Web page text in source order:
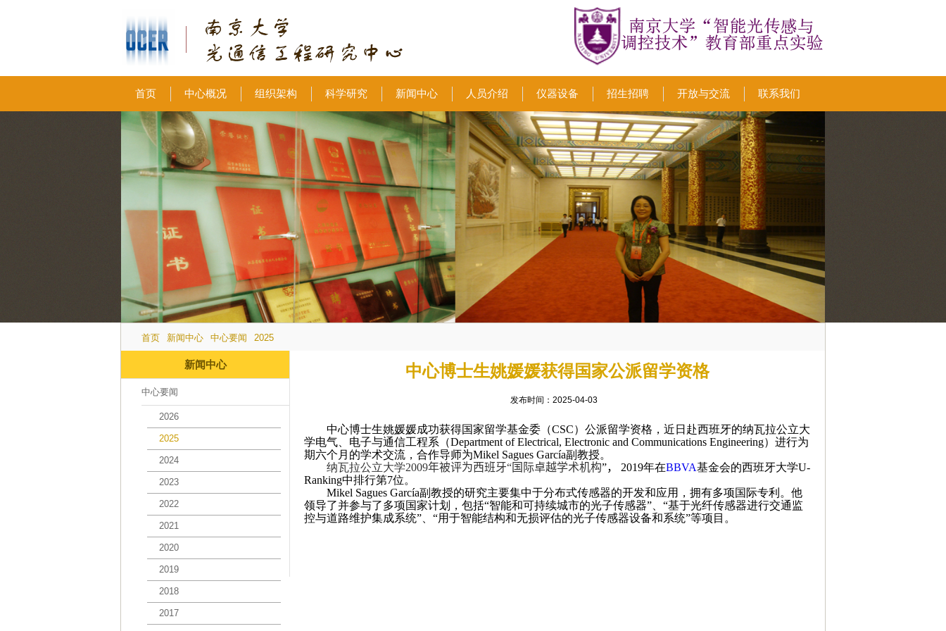
首页 中心概况 组织架构 科学研究 新闻中心 人员介绍 仪器设备 招生招聘 开放与交流 联系我们
首页 新闻中心 中心要闻 2025
新闻中心
中心要闻
2026
2025
2024
2023
2022
2021
2020
2019
2018
2017
中心博士生姚媛媛获得国家公派留学资格
发布时间：2025-04-03
中心博士生姚媛媛成功获得国家留学基金委（CSC）公派留学资格，近日赴西班牙的纳瓦拉公立大
学电气、电子与通信工程系（Department of Electrical, Electronic and Communications Engineering）进行为
期六个月的学术交流，合作导师为Mikel Sagues García副教授。
纳瓦拉公立大学2009年被评为西班牙“国际卓越学术机构”， 2019年在BBVA基金会的西班牙大学U-
Ranking中排行第7位。
Mikel Sagues García副教授的研究主要集中于分布式传感器的开发和应用，拥有多项国际专利。他
领导了并参与了多项国家计划，包括“智能和可持续城市的光子传感器”、“基于光纤传感器进行交通监
控与道路维护集成系统”、“用于智能结构和无损评估的光子传感器设备和系统”等项目。